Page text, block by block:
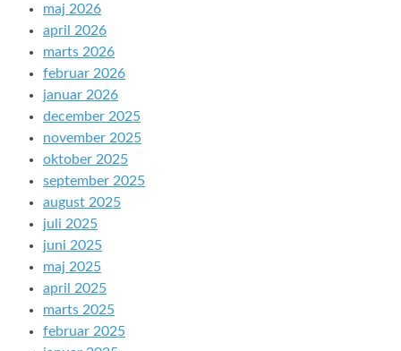
maj 2026
april 2026
marts 2026
februar 2026
januar 2026
december 2025
november 2025
oktober 2025
september 2025
august 2025
juli 2025
juni 2025
maj 2025
april 2025
marts 2025
februar 2025